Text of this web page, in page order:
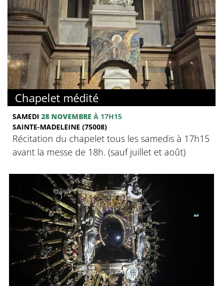
Chapelet médité
SAMEDI 28 NOVEMBRE À 17H15
SAINTE-MADELEINE (75008)
Récitation du chapelet tous les samedis à 17h15
avant la messe de 18h. (sauf juillet et août)